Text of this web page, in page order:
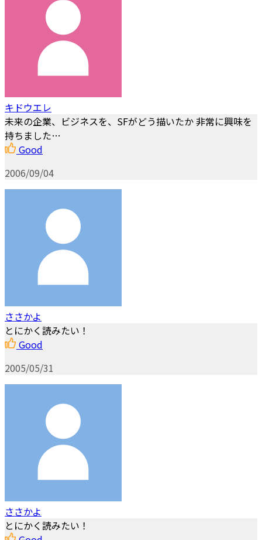
キドウエレ
未来の企業、ビジネスを、SFがどう描いたか 非常に興味を
持ちました…
Good
2006/09/04
ささかよ
とにかく読みたい！
Good
2005/05/31
ささかよ
とにかく読みたい！